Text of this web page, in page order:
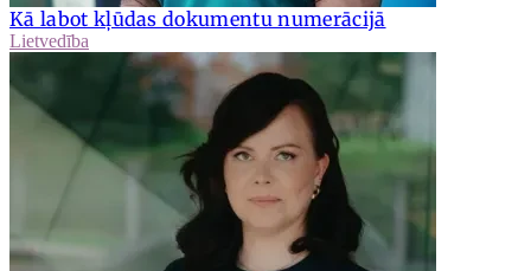
Kā labot kļūdas dokumentu numerācijā
Lietvedība